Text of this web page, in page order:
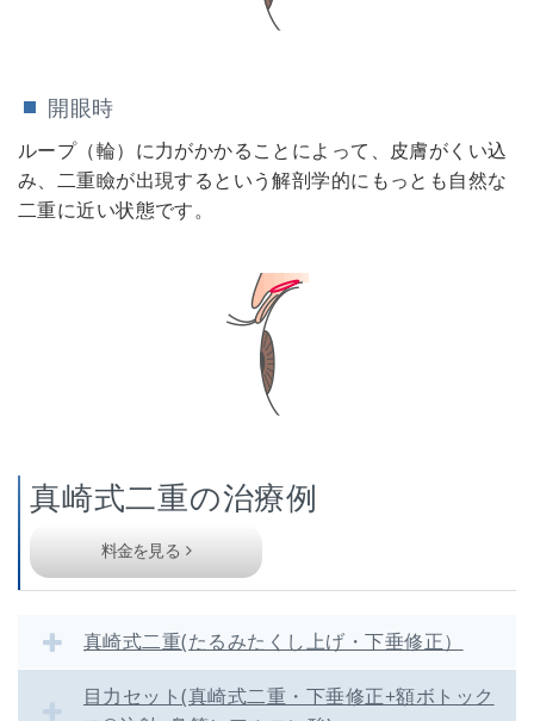
開眼時
ループ（輪）に力がかかることによって、皮膚がくい込
み、二重瞼が出現するという解剖学的にもっとも自然な
二重に近い状態です。
真崎式二重の治療例
料金を見る
真崎式二重(たるみたくし上げ・下垂修正）
目力セット(真崎式二重・下垂修正+額ボトック